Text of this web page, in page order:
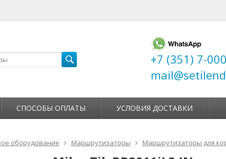
+7 (351) 7-
СПОСОБЫ ОПЛАТЫ УСЛОВИЯ ДОСТАВКИ
оборудование Маршрутизаторы Маршрутизаторы для